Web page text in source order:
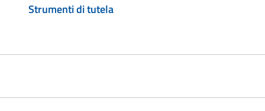
Strumenti di tutela